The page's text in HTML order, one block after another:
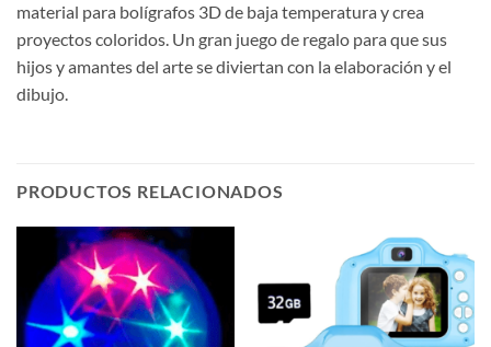
material para bolígrafos 3D de baja temperatura y crea
proyectos coloridos. Un gran juego de regalo para que sus
hijos y amantes del arte se diviertan con la elaboración y el
dibujo.
PRODUCTOS RELACIONADOS